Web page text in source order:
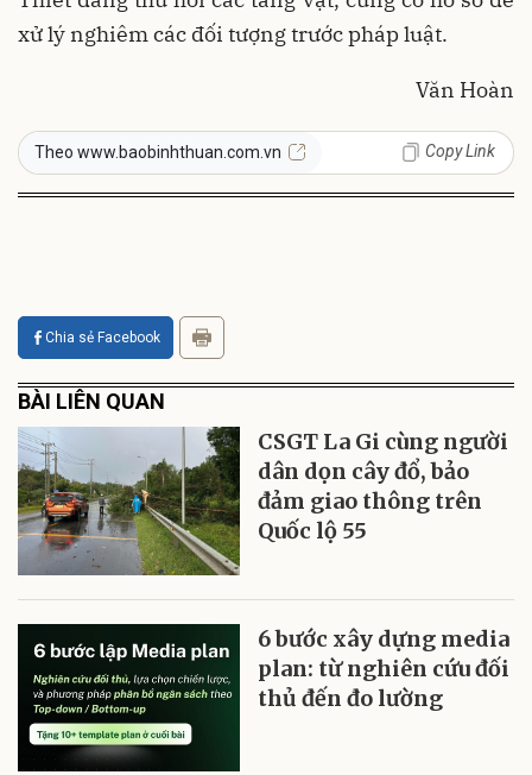
xử lý nghiêm các đối tượng trước pháp luật.
Văn Hoàn
Theo www.baobinhthuan.com.vn Copy Link
Chia sẻ Facebook
BÀI LIÊN QUAN
CSGT La Gi cùng người
dân dọn cây đổ, bảo
đảm giao thông trên
Quốc lộ 55
6 bước xây dựng media
plan: từ nghiên cứu đối
thủ đến đo lường